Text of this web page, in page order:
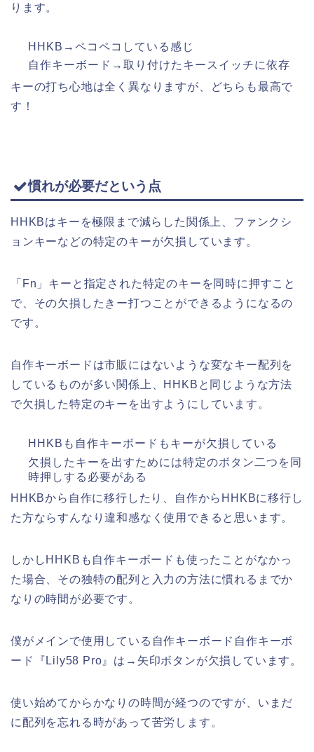
ります。
HHKB→ペコペコしている感じ
自作キーボード→取り付けたキースイッチに依存
キーの打ち心地は全く異なりますが、どちらも最高で
す！
慣れが必要だという点
HHKBはキーを極限まで減らした関係上、ファンクシ
ョンキーなどの特定のキーが欠損しています。
「Fn」キーと指定された特定のキーを同時に押すこと
で、その欠損したきー打つことができるようになるの
です。
自作キーボードは市販にはないような変なキー配列を
しているものが多い関係上、HHKBと同じような方法
で欠損した特定のキーを出すようにしています。
HHKBも自作キーボードもキーが欠損している
欠損したキーを出すためには特定のボタン二つを同
時押しする必要がある
HHKBから自作に移行したり、自作からHHKBに移行し
た方ならすんなり違和感なく使用できると思います。
しかしHHKBも自作キーボードも使ったことがなかっ
た場合、その独特の配列と入力の方法に慣れるまでか
なりの時間が必要です。
僕がメインで使用している自作キーボード自作キーボ
ード『Lily58 Pro』は→矢印ボタンが欠損しています。
使い始めてからかなりの時間が経つのですが、いまだ
に配列を忘れる時があって苦労します。